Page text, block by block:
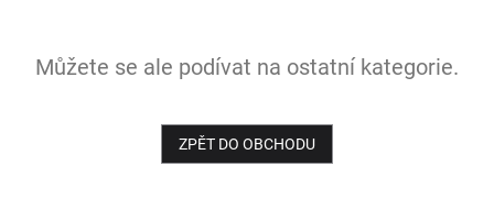
Můžete se ale podívat na ostatní kategorie.
ZPĚT DO OBCHODU